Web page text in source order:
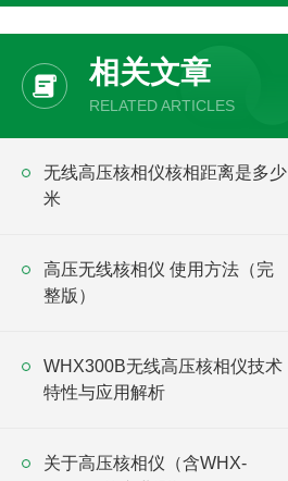
相关文章
RELATED ARTICLES
无线高压核相仪核相距离是多少
米
高压无线核相仪 使用方法（完
整版）
WHX300B无线高压核相仪技术
特性与应用解析
关于高压核相仪（含WHX-